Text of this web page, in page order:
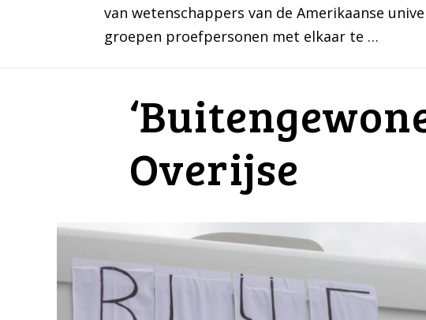
van wetenschappers van de Amerikaanse
groepen proefpersonen met elkaar te …
Overijse